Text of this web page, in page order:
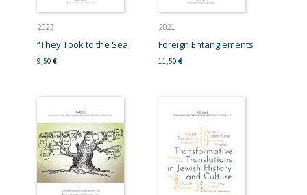
2023
“They Took to the Sea
9,50 €
2021
Foreign Entanglements
11,50 €